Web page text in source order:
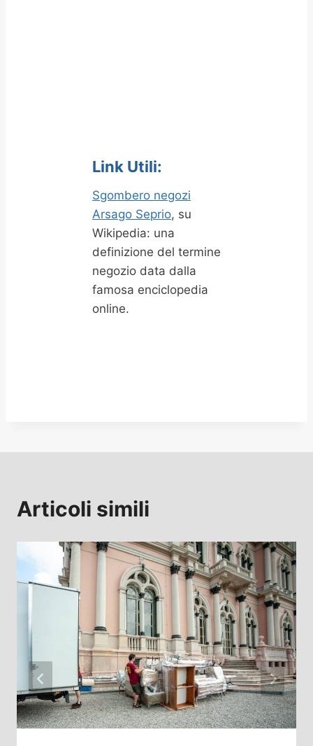
Link Utili:
Sgombero negozi
Arsago Seprio, su
Wikipedia: una
definizione del termine
negozio data dalla
famosa enciclopedia
online.
Articoli simili